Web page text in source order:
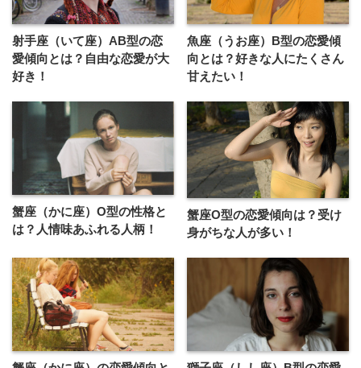
射手座（いて座）AB型の恋
愛傾向とは？自由な恋愛が大
好き！
魚座（うお座）B型の恋愛傾
向とは？好きな人にたくさん
甘えたい！
蟹座（かに座）O型の性格と
は？人情味あふれる人柄！
蟹座O型の恋愛傾向は？受け
身がちな人が多い！